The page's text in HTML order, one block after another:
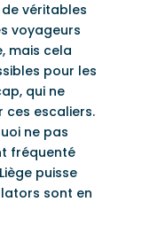
véritables
voyageurs
mais cela
pour les
qui ne
escaliers.
ne pas
fréquenté
puisse
sont en